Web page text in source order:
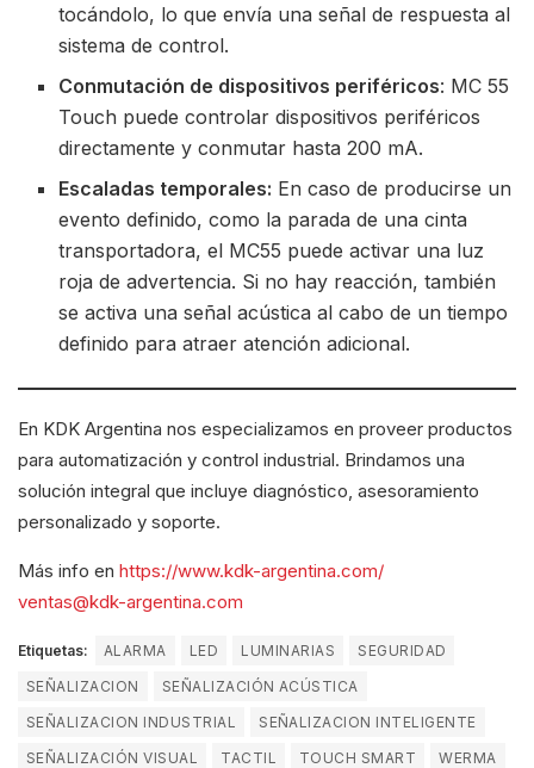
tocándolo, lo que envía una señal de respuesta al
sistema de control.
Conmutación de dispositivos periféricos: MC 55
Touch puede controlar dispositivos periféricos
directamente y conmutar hasta 200 mA.
Escaladas temporales: En caso de producirse un
evento definido, como la parada de una cinta
transportadora, el MC55 puede activar una luz
roja de advertencia. Si no hay reacción, también
se activa una señal acústica al cabo de un tiempo
definido para atraer atención adicional.
En KDK Argentina nos especializamos en proveer productos
para automatización y control industrial. Brindamos una
solución integral que incluye diagnóstico, asesoramiento
personalizado y soporte.
Más info en https://www.kdk-argentina.com/
ventas@kdk-argentina.com
Etiquetas: ALARMA LED LUMINARIAS
SEGURIDAD
SEÑALIZACION
SEÑALIZACIÓN ACÚSTICA
SEÑALIZACION INDUSTRIAL
SEÑALIZACION INTELIGENTE
SEÑALIZACIÓN VISUAL
TACTIL TOUCH SMART WERMA